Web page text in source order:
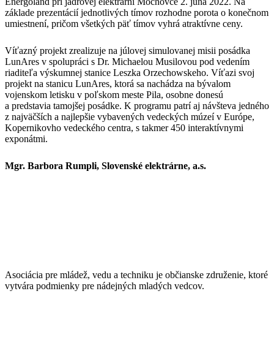
základe prezentácií jednotlivých tímov rozhodne porota o konečnom
umiestnení, pričom všetkých päť tímov vyhrá atraktívne ceny.
Víťazný projekt zrealizuje na júlovej simulovanej misii posádka
LunAres v spolupráci s Dr. Michaelou Musilovou pod vedením
riaditeľa výskumnej stanice Leszka Orzechowskeho. Víťazi svoj
projekt na stanicu LunAres, ktorá sa nachádza na bývalom
vojenskom letisku v poľskom meste Pila, osobne donesú
a predstavia tamojšej posádke. K programu patrí aj návšteva jedného
z najväčších a najlepšie vybavených vedeckých múzeí v Európe,
Kopernikovho vedeckého centra, s takmer 450 interaktívnymi
exponátmi.
Mgr. Barbora Rumpli, Slovenské elektrárne, a.s.
Asociácia pre mládež, vedu a techniku je občianske združenie, ktoré
vytvára podmienky pre nádejných mladých vedcov.